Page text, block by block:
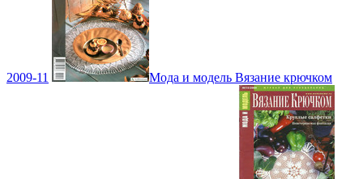
2009-11 Мода и модель Вязание крючком